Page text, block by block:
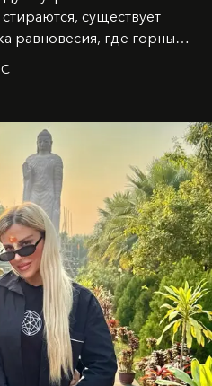
существует
равновесия, где горные
с бездонными
Здесь, на стыке
чей путь от поиска
превращения
для